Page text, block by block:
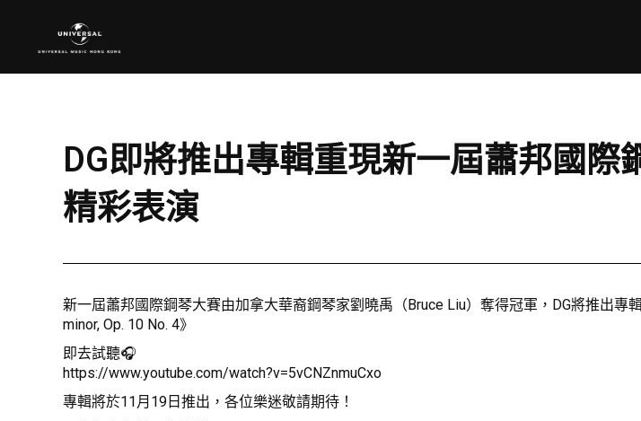
DG即將推出專輯重現新一屆蕭邦國際
精彩表演
新一屆蕭邦國際鋼琴大賽由加拿大華裔鋼琴家劉曉禹（Bruce Liu）奪得冠軍，DG將推出
minor, Op. 10 No. 4》
即去試聽🎧
https://www.youtube.com/watch?v=5vCNZnmuCxo
專輯將於11月19日推出，各位樂迷敬請期待！